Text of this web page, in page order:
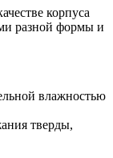
корпуса
разной формы и
влажностью
тверды,